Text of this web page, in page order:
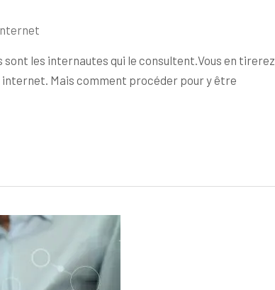
les internautes qui le consultent.Vous en tirerez
internet. Mais comment procéder pour y être